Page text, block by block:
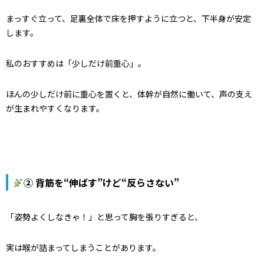
まっすぐ立って、足裏全体で床を押すように立つと、下半身が安定
します。
私のおすすめは「少しだけ前重心」。
ほんの少しだけ前に重心を置くと、体幹が自然に働いて、声の支え
が生まれやすくなります。
② 背筋を“伸ばす”けど“反らさない”
「姿勢よくしなきゃ！」と思って胸を張りすぎると、
実は喉が詰まってしまうことがあります。